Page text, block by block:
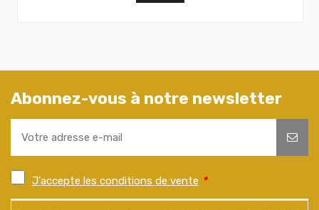
Abonnez-vous à notre newsletter
J'accepte les conditions de vente *